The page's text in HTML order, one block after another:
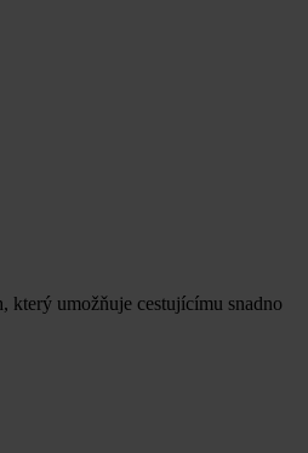
který umožňuje cestujícímu snadno